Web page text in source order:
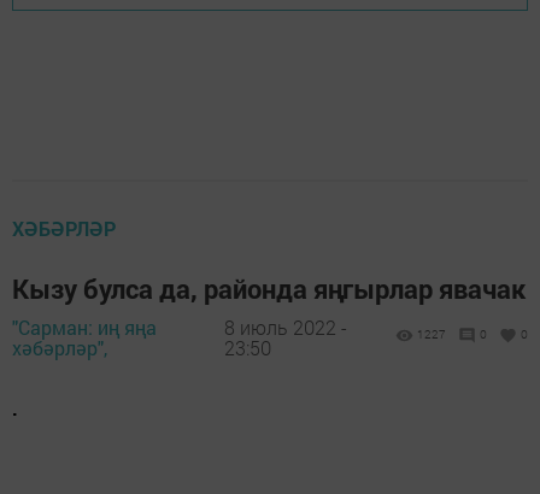
ХӘБӘРЛӘР
Кызу булса да, районда яңгырлар явачак
"Сарман: иң яңа
хәбәрләр",
8 июль 2022 -
23:50
1227 0 0
.